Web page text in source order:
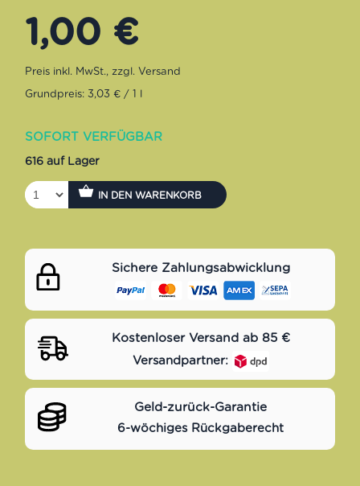
1,00 €
Grundpreis: 3,03 € / 1 l
SOFORT VERFÜGBAR
616 auf Lager
IN DEN WARENKORB
Sichere Zahlungsabwicklung
Kostenloser Versand ab 85 €
Versandpartner:
Geld-zurück-Garantie
6-wöchiges Rückgaberecht